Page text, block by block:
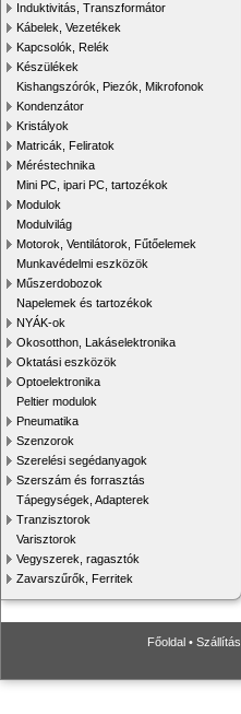
Induktivitás, Transzformátor
Kábelek, Vezetékek
Kapcsolók, Relék
Készülékek
Kishangszórók, Piezók, Mikrofonok
Kondenzátor
Kristályok
Matricák, Feliratok
Méréstechnika
Mini PC, ipari PC, tartozékok
Modulok
Modulvilág
Motorok, Ventilátorok, Fűtőelemek
Munkavédelmi eszközök
Műszerdobozok
Napelemek és tartozékok
NYÁK-ok
Okosotthon, Lakáselektronika
Oktatási eszközök
Optoelektronika
Peltier modulok
Pneumatika
Szenzorok
Szerelési segédanyagok
Szerszám és forrasztás
Tápegységek, Adapterek
Tranzisztorok
Varisztorok
Vegyszerek, ragasztók
Zavarszűrők, Ferritek
Főoldal • Szállítás